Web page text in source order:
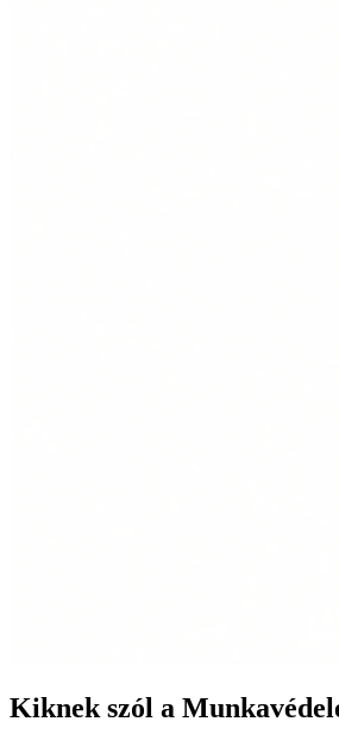
Kiknek szól a